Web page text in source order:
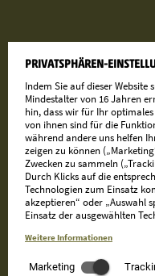
phone
mail
PRIVATSPHÄREN-
Indem Sie auf dieser
Mindestalter von 16 Jahren
hin, dass wir für Ihr optimales
von ihnen sind für die
während andere uns helfen
zeigen zu können
Zwecken zu sammeln
Durch Klicks auf die
Technologien zum Einsatz
akzeptieren“ oder „Auswahl
Einsatz der ausgewählten
Weitere Informationen
Marketing